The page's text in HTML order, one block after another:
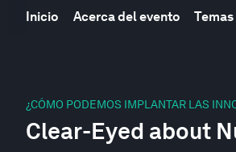
Inicio Acerca del evento Temas
¿CÓMO PODEMOS IMPLANTAR LAS
Clear-Eyed about
seconds
47
minutes,